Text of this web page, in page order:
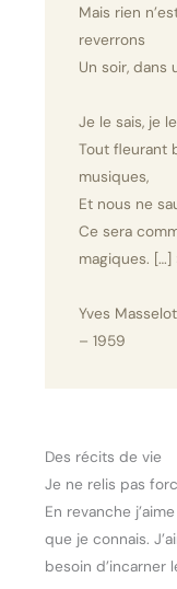
Mais rien
reverrons
Un soir, dans
Je le sais, je
Tout fleurant
musiques,
Et nous ne
Ce sera
magiques. […]
Yves
– 1959
Des récits de vie
Je ne relis pas
En revanche
que je connais.
besoin d’incarner